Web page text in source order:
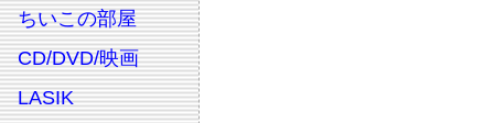
ちいこの部屋
CD/DVD/映画
LASIK